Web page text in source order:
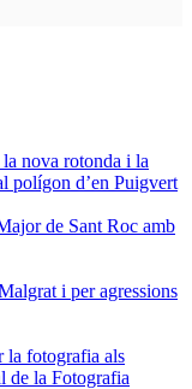
nova rotonda i la
polígon d’en Puigvert
de Sant Roc amb
i per agressions
la fotografia als
de la Fotografia